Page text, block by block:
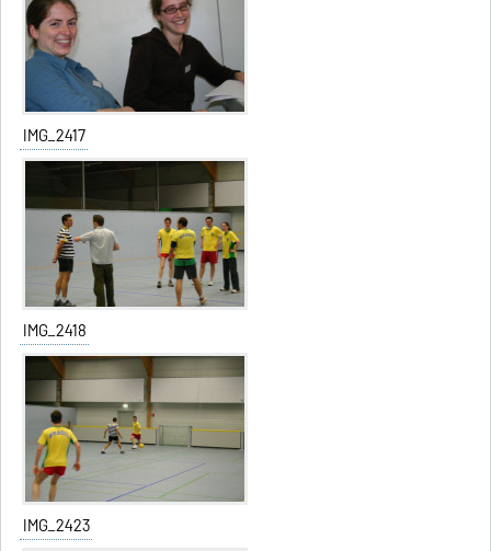
IMG_2417
IMG_2418
IMG_2423